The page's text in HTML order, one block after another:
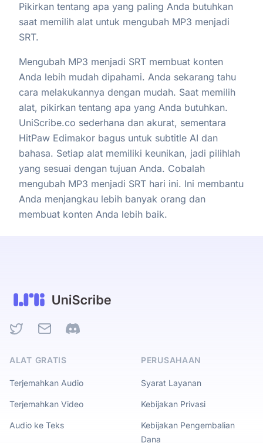
Pikirkan tentang apa yang paling Anda butuhkan
saat memilih alat untuk mengubah MP3 menjadi
SRT.
Mengubah MP3 menjadi SRT membuat konten
Anda lebih mudah dipahami. Anda sekarang tahu
cara melakukannya dengan mudah. Saat memilih
alat, pikirkan tentang apa yang Anda butuhkan.
UniScribe.co sederhana dan akurat, sementara
HitPaw Edimakor bagus untuk subtitle AI dan
bahasa. Setiap alat memiliki keunikan, jadi pilihlah
yang sesuai dengan tujuan Anda. Cobalah
mengubah MP3 menjadi SRT hari ini. Ini membantu
Anda menjangkau lebih banyak orang dan
membuat konten Anda lebih baik.
TwitterEmail Discord
ALAT GRATIS
Terjemahkan Audio
Terjemahkan Video
Audio ke Teks
PERUSAHAAN
Syarat Layanan
Kebijakan Privasi
Kebijakan Pengembalian
Dana